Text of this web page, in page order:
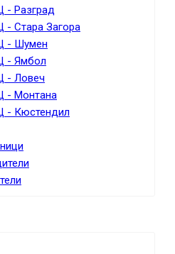
- Разград
- Стара Загора
- Шумен
- Ямбол
- Ловеч
- Монтана
- Кюстендил